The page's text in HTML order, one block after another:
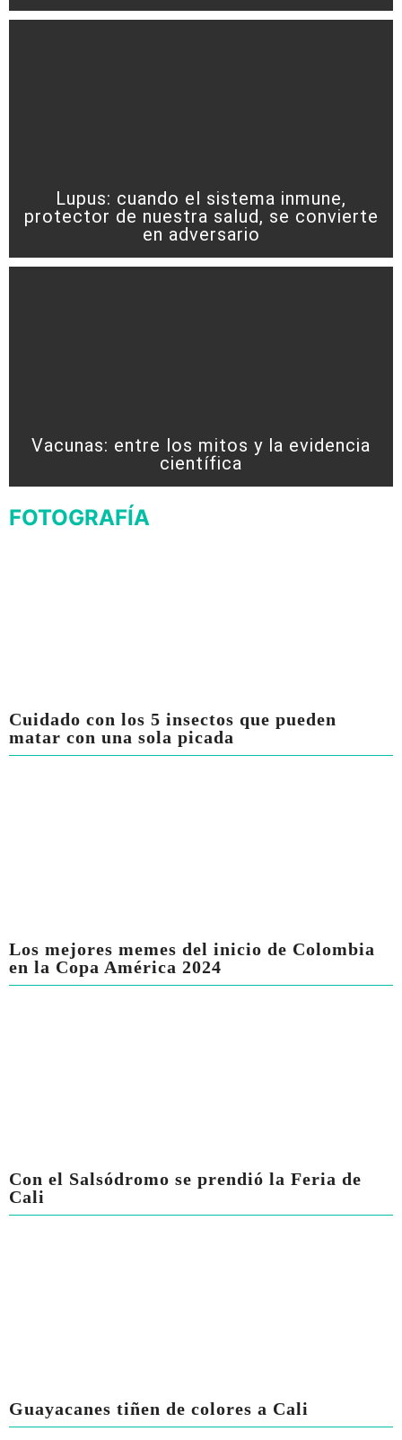
Lupus: cuando el sistema inmune,
protector de nuestra salud, se convierte
en adversario
Vacunas: entre los mitos y la evidencia
científica
FOTOGRAFÍA
Cuidado con los 5 insectos que pueden
matar con una sola picada
Los mejores memes del inicio de Colombia
en la Copa América 2024
Con el Salsódromo se prendió la Feria de
Cali
Guayacanes tiñen de colores a Cali